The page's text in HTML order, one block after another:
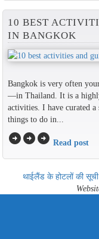
10 BEST
IN BANGKOK
Bangkok is very often
—in Thailand. It is a
activities. I have curated
things to do in...
arrow_circle_rightarrow_circle_rightarrow_circle_right Read post
थाईलैंड के होटलों की सूची